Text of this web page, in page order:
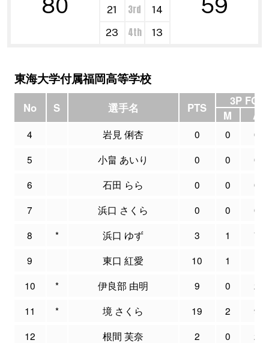
80 59
21
3rd
14
23
4th 13
東海大学付属福岡高等学校
No S 選手名 PTS
3P FG
M
A
4 岩見 俐杏 0 0
0
5
小畠 あいり 0 0
0
6
石田 らら 0 0
0
7
浜口 さくら 0 0
0
8
* 浜口 ゆず 3 1
7
9
東口 紅愛 10 1
10
* 伊良部 由明 9 0
2
11
* 境 さくら 19 2
9
12
根間 芙奈 2 0
2